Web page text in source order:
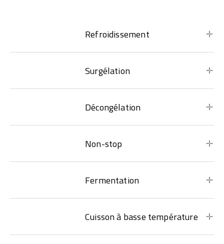
Refroidissement
Surgélation
Décongélation
Non-stop
Fermentation
Cuisson à basse température